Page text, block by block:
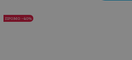
ПРОМО -40%